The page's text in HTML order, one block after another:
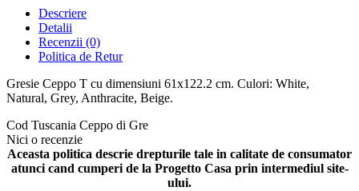
Descriere
Detalii
Recenzii (0)
Politica de Retur
Gresie Ceppo T cu dimensiuni 61x122.2 cm. Culori: White,
Natural, Grey, Anthracite, Beige.
Cod Tuscania Ceppo di Gre
Nici o recenzie
Aceasta politica descrie drepturile tale in calitate de consumator
atunci cand cumperi de la Progetto Casa prin intermediul site-
ului.